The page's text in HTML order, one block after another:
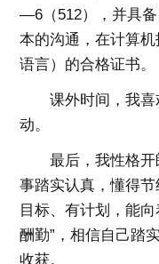
—6（512），并具
本的沟通，在计算
语言）的合格证书。
课外时间，我喜
动。
最后，我性格开
事踏实认真，懂得
目标、有计划，能
酬勤”，相信自己踏
收获。